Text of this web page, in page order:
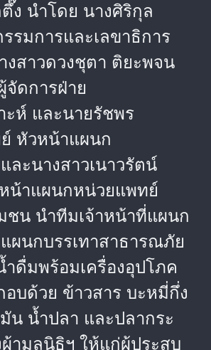
ง นำโดย นางศิริกุล
รมการและเลขาธิการ
งสาวดวงชุตา ติยะพจน
ดการฝ่าย
ะห์ และนายรัชพร
หัวหน้าแผนก
ละนางสาวเนาวรัตน์
น้าแผนกหน่วยแพทย์
ชน นำทีมเจ้าหน้าที่แผนก
ผนกบรรเทาสาธารณภัย
ดื่มพร้อมเครื่องอุปโภค
อบด้วย ข้าวสาร บะหมี่กึ่ง
น น้ำปลา และปลากระ
ามูลนิธิฯ ให้แก่ผู้ประสบ